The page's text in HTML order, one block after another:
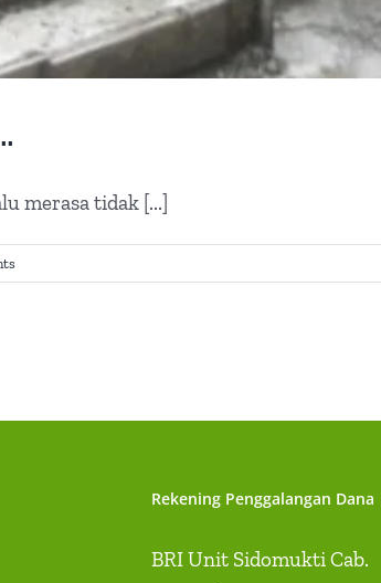
merasa tidak [...]
Rekening Penggalangan Dana
BRI Unit Sidomukti Cab.